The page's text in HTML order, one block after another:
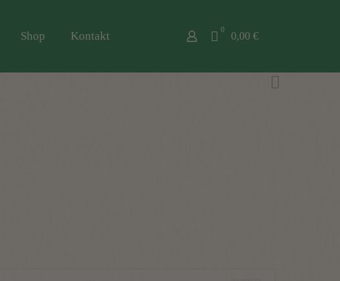
Shop Kontakt 0
0,00 €